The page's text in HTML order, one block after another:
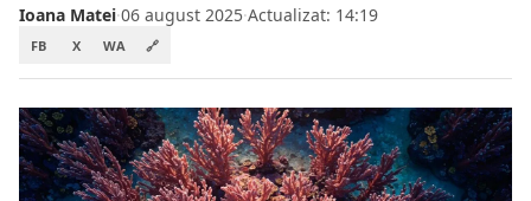
Ioana Matei·06 august 2025·Actualizat: 14:19
FB X WA 🔗